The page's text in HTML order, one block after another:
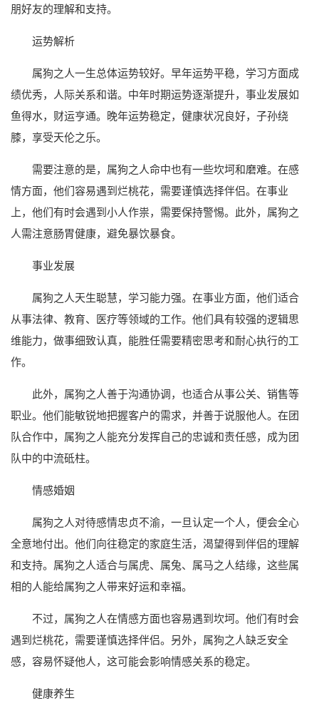
朋好友的理解和支持。
运势解析
属狗之人一生总体运势较好。早年运势平稳，学习方面成
绩优秀，人际关系和谐。中年时期运势逐渐提升，事业发展如
鱼得水，财运亨通。晚年运势稳定，健康状况良好，子孙绕
膝，享受天伦之乐。
需要注意的是，属狗之人命中也有一些坎坷和磨难。在感
情方面，他们容易遇到烂桃花，需要谨慎选择伴侣。在事业
上，他们有时会遇到小人作祟，需要保持警惕。此外，属狗之
人需注意肠胃健康，避免暴饮暴食。
事业发展
属狗之人天生聪慧，学习能力强。在事业方面，他们适合
从事法律、教育、医疗等领域的工作。他们具有较强的逻辑思
维能力，做事细致认真，能胜任需要精密思考和耐心执行的工
作。
此外，属狗之人善于沟通协调，也适合从事公关、销售等
职业。他们能敏锐地把握客户的需求，并善于说服他人。在团
队合作中，属狗之人能充分发挥自己的忠诚和责任感，成为团
队中的中流砥柱。
情感婚姻
属狗之人对待感情忠贞不渝，一旦认定一个人，便会全心
全意地付出。他们向往稳定的家庭生活，渴望得到伴侣的理解
和支持。属狗之人适合与属虎、属兔、属马之人结缘，这些属
相的人能给属狗之人带来好运和幸福。
不过，属狗之人在情感方面也容易遇到坎坷。他们有时会
遇到烂桃花，需要谨慎选择伴侣。另外，属狗之人缺乏安全
感，容易怀疑他人，这可能会影响情感关系的稳定。
健康养生